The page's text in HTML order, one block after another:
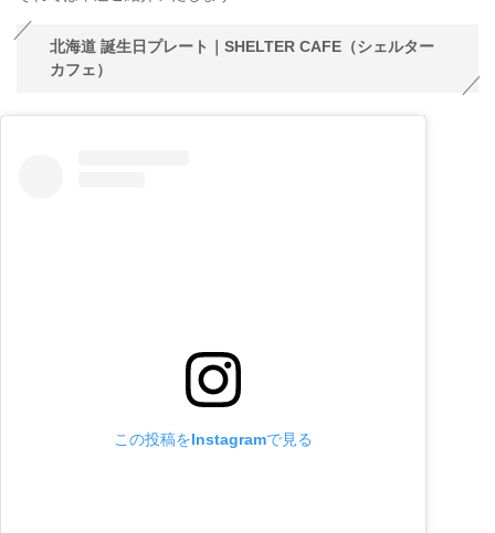
北海道 誕生日プレート｜SHELTER CAFE（シェルター
カフェ）
この投稿をInstagramで見る